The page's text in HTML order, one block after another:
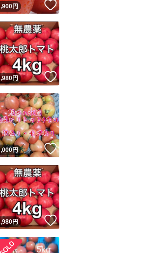
！
円 いいね！
ね！
円 いいね！
！
円 いいね！
！
円 いいね！